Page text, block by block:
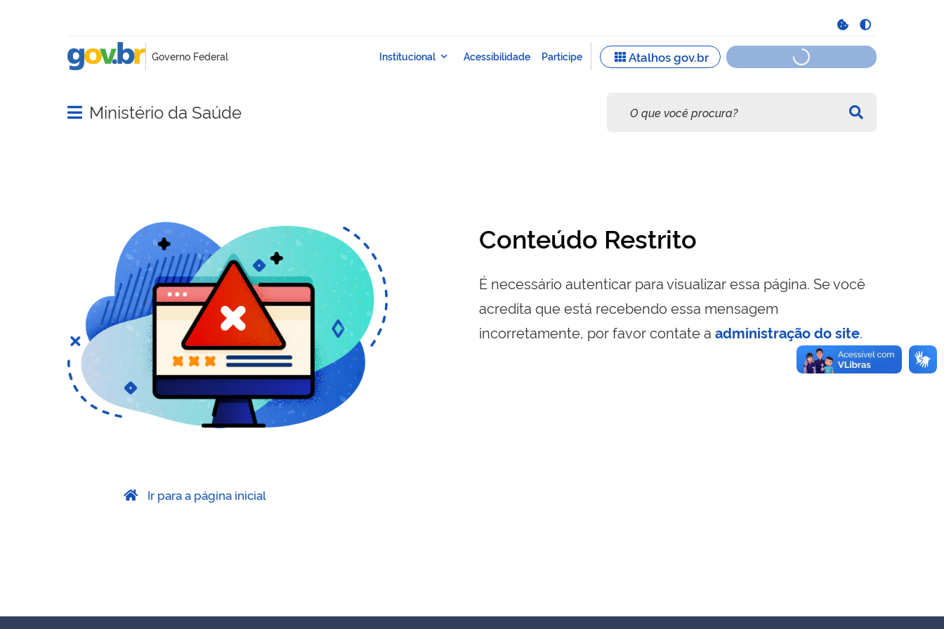
Abrir menu principal de navegação
Ministério da Saúde
Conteúdo Restrito
É necessário autenticar para visualizar essa página. Se você
acredita que está recebendo essa mensagem
incorretamente, por favor contate a administração do site.
Ir para a página inicial